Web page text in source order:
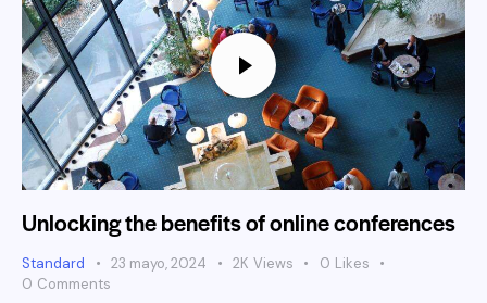
Unlocking the benefits of online conferences
Standard 23 mayo, 2024 2K Views 0 Likes
0 Comments